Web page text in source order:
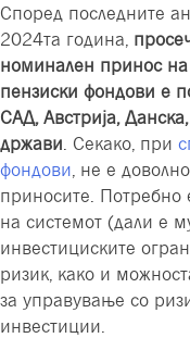
Според последните
2024та година,
номинален принос на
пензиски фондови е
САД, Австрија,
држави . Секако, при
фондови , не е
приносите. Потребно
на системот (дали е
инвестициските
ризик, како и
за управување со
инвестиции.